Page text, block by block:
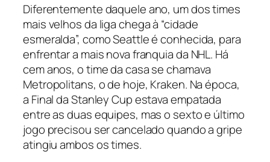
Diferentemente daquele ano, um dos times
mais velhos da liga chega à “cidade
esmeralda”, como Seattle é conhecida, para
enfrentar a mais nova franquia da NHL. Há
cem anos, o time da casa se chamava
Metropolitans, o de hoje, Kraken. Na época,
a Final da Stanley Cup estava empatada
entre as duas equipes, mas o sexto e último
jogo precisou ser cancelado quando a gripe
atingiu ambos os times.